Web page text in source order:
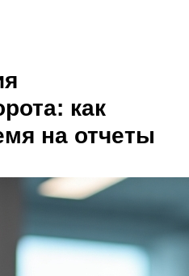
как
на отчеты